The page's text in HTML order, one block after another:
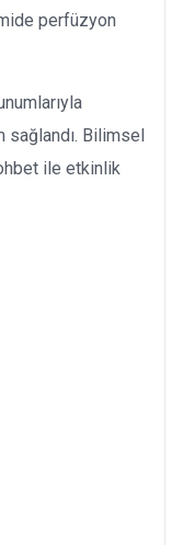
perfüzyon
sağlandı. Bilimsel
ile etkinlik